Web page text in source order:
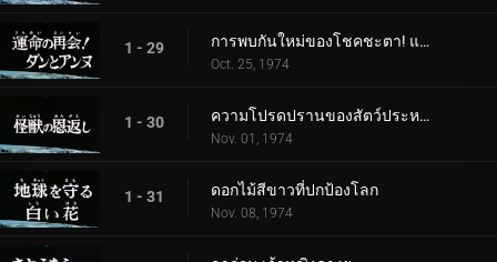
1 - 29 การพบกันใหม่ของโชคชะตา! แดนและแอนน์
Oct. 25, 1974
1 - 30 ความโปรดปรานของสัตว์ประหลาด
Nov. 01, 1974
1 - 31 ดอกไม้สีขาวที่ปกป้องโลก
Nov. 08, 1974